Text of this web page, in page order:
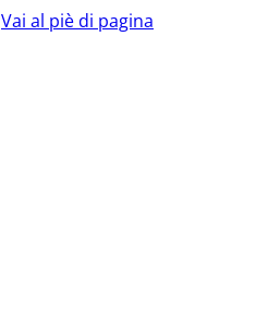
Vai al piè di pagina